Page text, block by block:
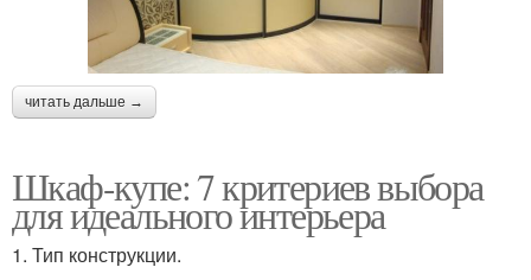
читать дальше →
Шкаф-купе: 7 критериев выбора
для идеального интерьера
1. Тип конструкции.